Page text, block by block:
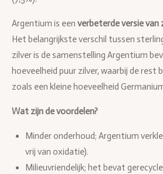
Argentium is een verbeterde versie van
Het belangrijkste verschil tussen
zilver is de samenstelling Argentium
hoeveelheid puur zilver, waarbij de rest
zoals een kleine hoeveelheid
Wat zijn de voordelen?
Minder onderhoud; Argentium
vrij van oxidatie).
Milieuvriendelijk; het bevat